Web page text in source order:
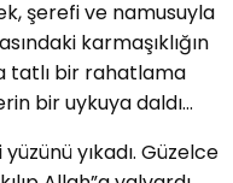
şerefi ve namusuyla
karmaşıklığın
tatlı bir rahatlama
bir uykuya daldı…
yıkadı. Güzelce